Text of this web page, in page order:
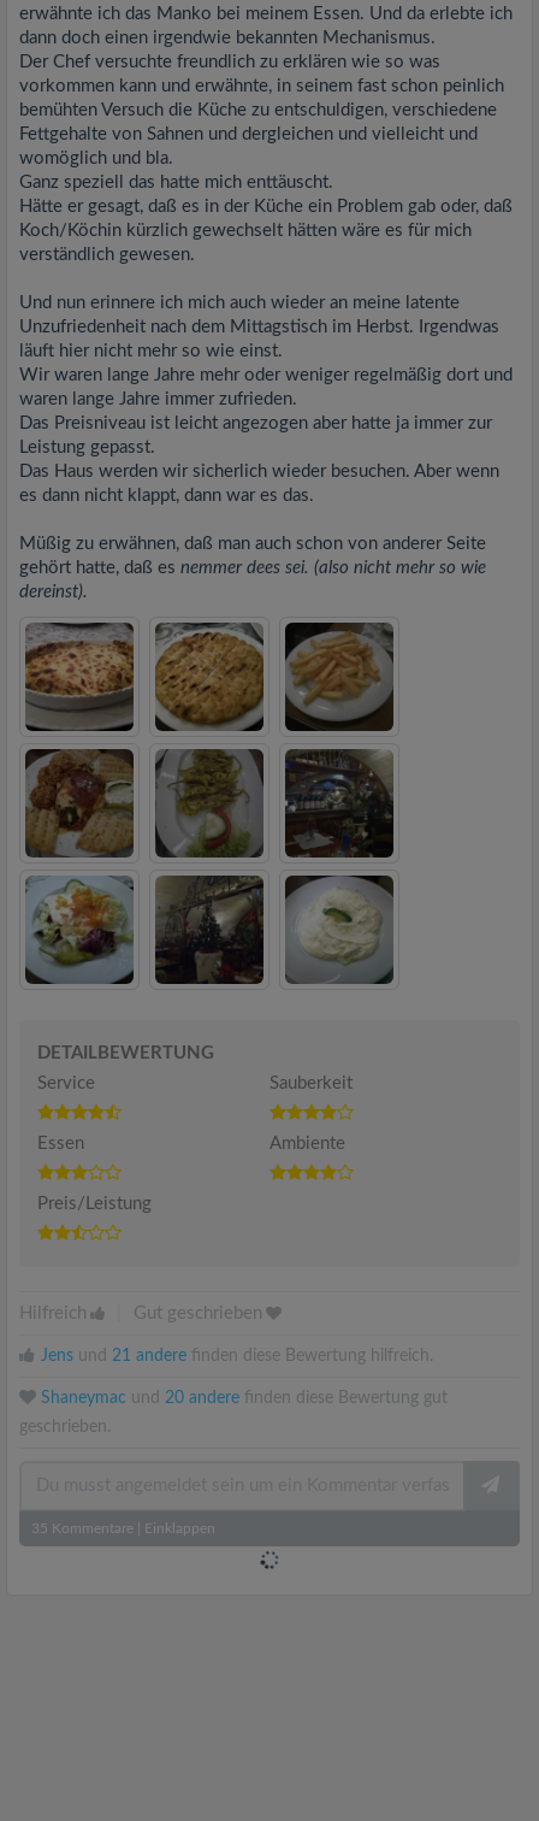
erwähnte ich das Manko bei meinem Essen. Und da erlebte ich
dann doch einen irgendwie bekannten Mechanismus.
Der Chef versuchte freundlich zu erklären wie so was
vorkommen kann und erwähnte, in seinem fast schon peinlich
bemühten Versuch die Küche zu entschuldigen, verschiedene
Fettgehalte von Sahnen und dergleichen und vielleicht und
womöglich und bla.
Ganz speziell das hatte mich enttäuscht.
Hätte er gesagt, daß es in der Küche ein Problem gab oder, daß
Koch/Köchin kürzlich gewechselt hätten wäre es für mich
verständlich gewesen.
Und nun erinnere ich mich auch wieder an meine latente
Unzufriedenheit nach dem Mittagstisch im Herbst. Irgendwas
läuft hier nicht mehr so wie einst.
Wir waren lange Jahre mehr oder weniger regelmäßig dort und
waren lange Jahre immer zufrieden.
Das Preisniveau ist leicht angezogen aber hatte ja immer zur
Leistung gepasst.
Das Haus werden wir sicherlich wieder besuchen. Aber wenn
es dann nicht klappt, dann war es das.
Müßig zu erwähnen, daß man auch schon von anderer Seite
gehört hatte, daß es nemmer dees sei. (also nicht mehr so wie
dereinst).
DETAILBEWERTUNG
Service
Sauberkeit
Essen Ambiente
Preis/Leistung
Hilfreich Gut geschrieben
Jens und 21 andere finden diese Bewertung hilfreich.
Shaneymac und 20 andere finden diese Bewertung gut
geschrieben.
35 Kommentare Einklappen